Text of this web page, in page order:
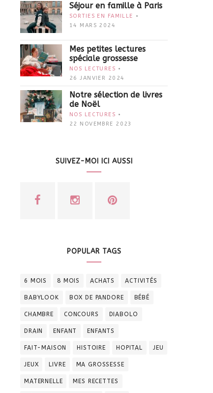
Séjour en famille à Paris
SORTIES EN FAMILLE
14 MARS 2024
Mes petites lectures
spéciale grossesse
NOS LECTURES
26 JANVIER 2024
Notre sélection de livres
de Noël
NOS LECTURES
22 NOVEMBRE 2023
SUIVEZ-MOI ICI AUSSI
POPULAR TAGS
6 MOIS 8 MOIS ACHATS ACTIVITÉS
BABYLOOK BOX DE PANDORE BÉBÉ
CHAMBRE CONCOURS DIABOLO
DRAIN ENFANT ENFANTS
FAIT-MAISON HISTOIRE HOPITAL JEU
JEUX LIVRE MA GROSSESSE
MATERNELLE MES RECETTES